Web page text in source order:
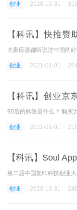
创业 2020-12-31
【科讯】快推赞
投、SaaS、营销
创业 2021-01-01
【科讯】创业京
的故事你值得拥有
创业 2021-01-01
【科讯】Soul
域革新奖，引领Z
创业 2020-12-31